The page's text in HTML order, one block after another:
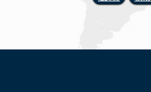
山
山
山